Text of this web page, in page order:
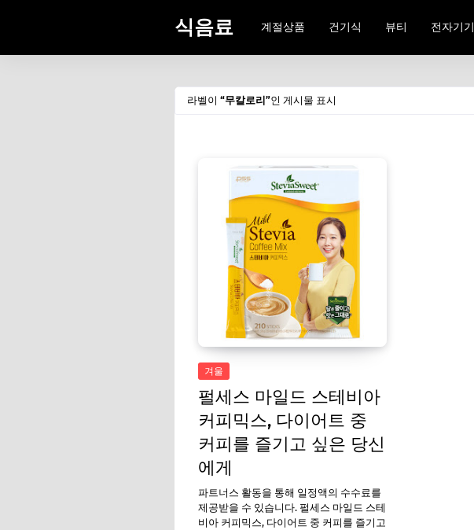
식음료 계절상품 건기식 뷰티 전자기기
라벨이 무칼로리 인 게시물 표시
겨울
펄세스 마일드 스테비아
커피믹스, 다이어트 중
커피를 즐기고 싶은 당신
에게
파트너스 활동을 통해 일정액의 수수료를
제공받을 수 있습니다. 펄세스 마일드 스테
비아 커피믹스, 다이어트 중 커피를 즐기고